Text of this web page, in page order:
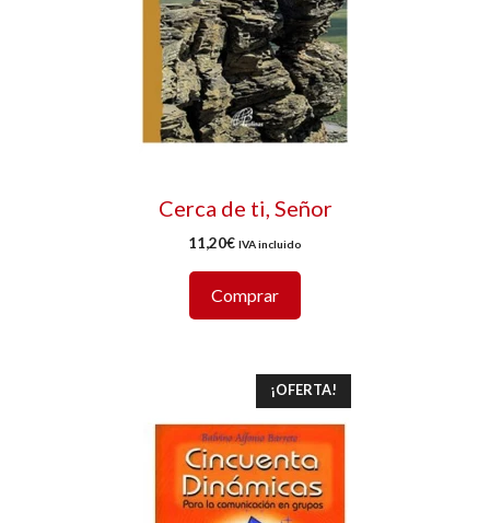
Cerca de ti, Señor
11,20€ IVA incluido
Comprar
¡OFERTA!